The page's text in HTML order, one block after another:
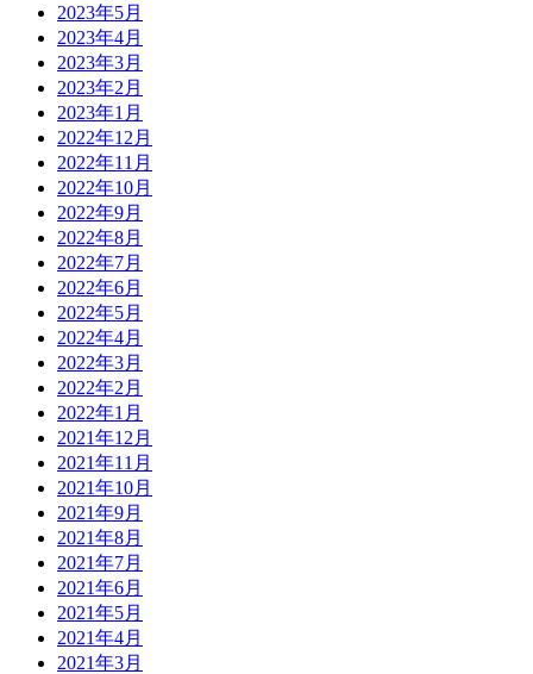
2023年5月
2023年4月
2023年3月
2023年2月
2023年1月
2022年12月
2022年11月
2022年10月
2022年9月
2022年8月
2022年7月
2022年6月
2022年5月
2022年4月
2022年3月
2022年2月
2022年1月
2021年12月
2021年11月
2021年10月
2021年9月
2021年8月
2021年7月
2021年6月
2021年5月
2021年4月
2021年3月